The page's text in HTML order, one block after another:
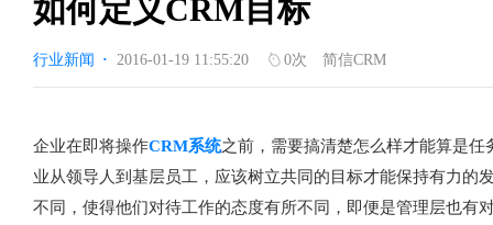
从营销获客到商机转化的全流程管理
渠道云
融合分公司、经销商、总部伙伴管理
涵盖多种售前/后服务元素功能和接入
涵盖多种售前/后服务元素功能和接入
传媒企业自身由于数字化传媒的发
展，对其内部控制建设和完善也是...
进装修行业往
互联网等相关信息技术的发展是支撑
互联网金融模式发展的基石，给...
通过数字化方
享受个性化的
以CRM产品为基础的功能点
如何定义CRM目标
行业新闻 · 2016-01-19 11:55:20 0次 简信CRM
企业在即将操作CRM系统之前，需要搞清楚怎么样才能算是
业从领导人到基层员工，应该树立共同的目标才能保持有力的
不同，使得他们对待工作的态度有所不同，即便是管理层也有